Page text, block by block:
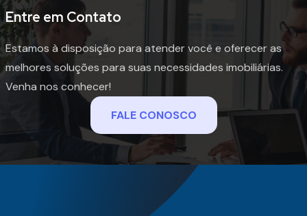
Entre em Contato
Estamos à disposição para atender você e oferecer as
melhores soluções para suas necessidades imobiliárias.
Venha nos conhecer!
FALE CONOSCO